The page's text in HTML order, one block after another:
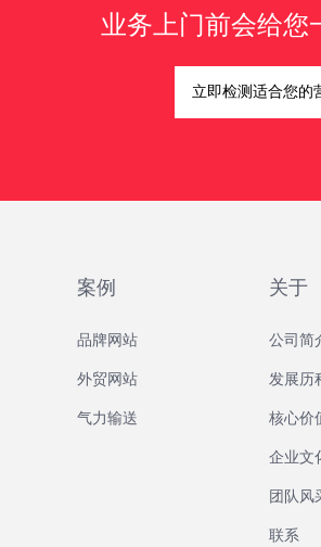
业务上门前会给您
立即检测适合您的
案例
品牌网站
外贸网站
气力输送
关于
公司简
发展历
核心价
企业文
团队风
联系